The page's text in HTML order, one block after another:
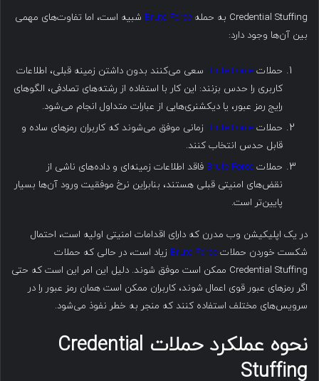
Credential Stuffing به حمله Brute Force شبیه است، اما تفاوت‌های مهمی
بین آن‌ها وجود دارد:
حملات Brute Force سعی می‌کنند بدون داشتن زمینه قبلی، اطلاعات
کاربری را حدس بزنند: این کار با استفاده از رشته‌های تصادفی، الگوهای
رایج رمز عبور، یا دیکشنری‌هایی از عبارات متداول انجام می‌شود.
حملات Brute Force زمانی موفق می‌شوند که کاربران رمزهای ساده و
قابل حدس انتخاب کنند.
حملات Brute Force فاقد اطلاعات زمینه‌ای و داده‌های ناشی از
نقض‌های امنیتی قبلی هستند، بنابراین نرخ موفقیت ورود آن‌ها بسیار
پایین‌تر است.
در یک اپلیکیشن وب مدرن که دارای اقدامات امنیتی اولیه است، احتمال
شکست خوردن حملات Brute Force زیاد است، در حالی که حملات
Credential Stuffing ممکن است موفق شوند. دلیل این امر این است که حتی
اگر رمزهای عبور قوی اعمال شوند، کاربران ممکن است همان رمز عبور را در
سرویس‌های مختلف استفاده کنند که منجر به خطر نفوذ می‌شود.
نحوه عملکرد حملات Credential
Stuffing